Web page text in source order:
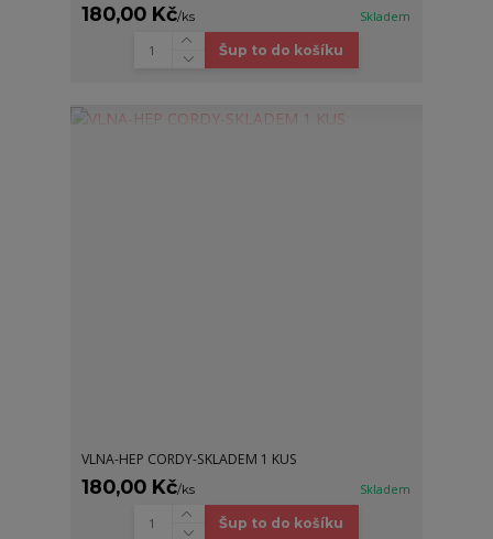
180,00 Kč/ks Skladem
Šup to do košíku
VLNA-HEP CORDY-SKLADEM 1 KUS
180,00 Kč/ks Skladem
Šup to do košíku